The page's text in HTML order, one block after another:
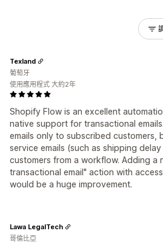
Shopify Flow is an excellent
native support for transactional
emails only to subscribed customers,
service emails (such as shipping
customers from a workflow. Adding a
transactional email" action with
would be a huge improvement.
Texland
葡萄牙
使用應用程式 大約2年
Lawa LegalTech
哥倫比亞